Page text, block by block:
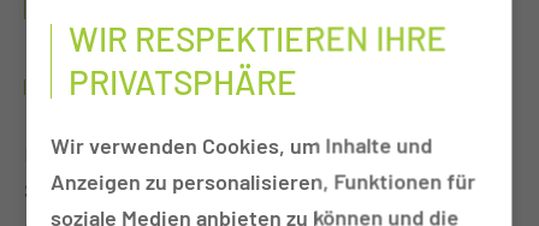
WAS SIND GRÜNDE FÜR DIE OPERATION?
Die großen Kopfspeicheldrüsen können
Speichelsteine (ähnlich wie Nierensteine)
WIR RESPEKTIEREN IHRE
PRIVATSPHÄRE
Wir verwenden Cookies, um Inhalte und
Anzeigen zu personalisieren, Funktionen für
soziale Medien anbieten zu können und die